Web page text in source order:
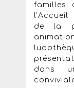
familles
de la
dans